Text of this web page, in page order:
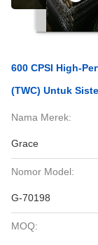
600 CPSI High-
(TWC) Untuk
Nama Merek:
Grace
Nomor Model:
G-70198
MOQ: